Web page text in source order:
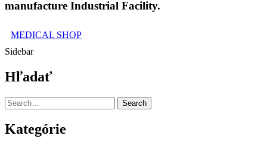
manufacture Industrial Facility.
MEDICAL SHOP
Sidebar
Hľadať
Search
Kategórie